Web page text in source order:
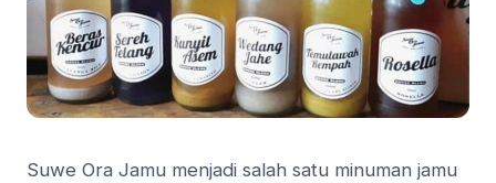
Suwe Ora Jamu menjadi salah satu minuman jamu